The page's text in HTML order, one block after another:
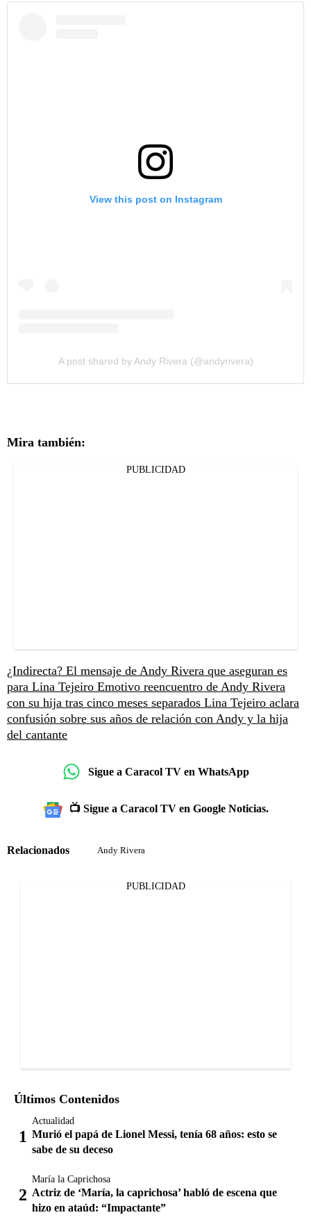
View this post on Instagram
A post shared by Andy Rivera (@andyrivera)
Mira también:
PUBLICIDAD
¿Indirecta? El mensaje de Andy Rivera que aseguran es
para Lina Tejeiro Emotivo reencuentro de Andy Rivera
con su hija tras cinco meses separados Lina Tejeiro aclara
confusión sobre sus años de relación con Andy y la hija
del cantante
Sigue a Caracol TV en WhatsApp
📺 Sigue a Caracol TV en Google Noticias.
Relacionados Andy Rivera
PUBLICIDAD
Últimos Contenidos
Actualidad
Murió el papá de Lionel Messi, tenía 68 años: esto se
sabe de su deceso
María la Caprichosa
Actriz de ‘María, la caprichosa’ habló de escena que
hizo en ataúd: “Impactante”